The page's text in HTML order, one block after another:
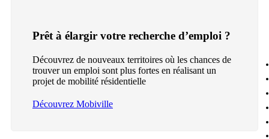
Prêt à élargir votre recherche d’emploi ?
Découvrez de nouveaux territoires où les chances de
trouver un emploi sont plus fortes en réalisant un
projet de mobilité résidentielle
Découvrez Mobiville